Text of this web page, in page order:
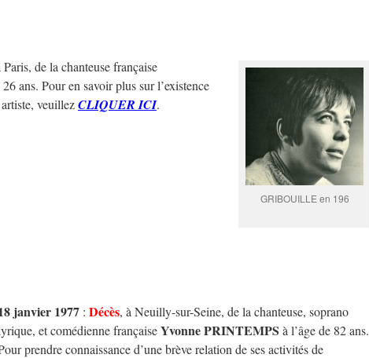
GRIBOUILLE en 196
Paris, de la chanteuse française
26 ans. Pour en savoir plus sur l’existence
veuillezCLIQUER ICI.
janvier 1977 : Décès, à Neuilly-sur-Seine, de la chanteuse, soprano
et comédienne françaiseYvonne PRINTEMPS à l’âge de 82 ans.
prendre connaissance d’une brève relation de ses activités de